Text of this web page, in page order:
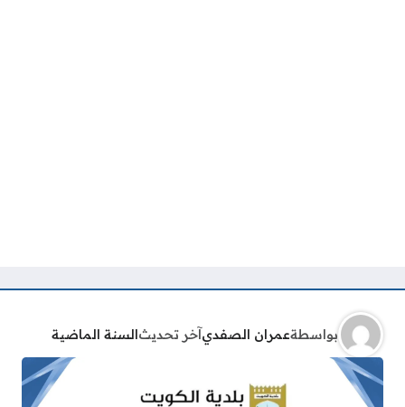
بواسطةعمران الصفديآخر تحديثالسنة الماضية